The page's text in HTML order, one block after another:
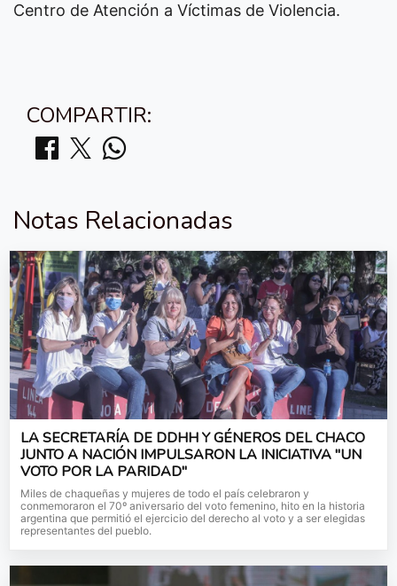
Centro de Atención a Víctimas de Violencia.
COMPARTIR:
Notas Relacionadas
LA SECRETARÍA DE DDHH Y GÉNEROS DEL CHACO
JUNTO A NACIÓN IMPULSARON LA INICIATIVA "UN
VOTO POR LA PARIDAD"
Miles de chaqueñas y mujeres de todo el país celebraron y
conmemoraron el 70º aniversario del voto femenino, hito en la historia
argentina que permitió el ejercicio del derecho al voto y a ser elegidas
representantes del pueblo.